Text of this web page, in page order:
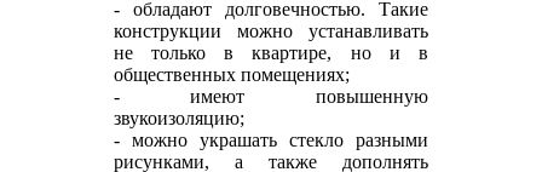
- обладают долговечностью. Такие
конструкции можно устанавливать
не только в квартире, но и в
общественных помещениях;
- имеют повышенную
звукоизоляцию;
- можно украшать стекло разными
рисунками, а также дополнять